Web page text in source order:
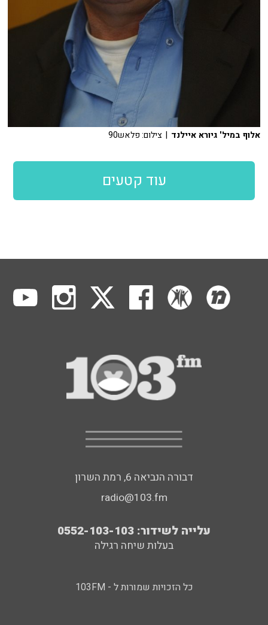
אלוף במיל' גיורא איילנד | צילום: פלאש90
עוד קטעים
דבורה הנביאה 6, רמת השרון
radio@103.fm
עלייה לשידור: 0552-103-103
בעלות שיחה רגילה
כל הזכויות שמורות ל - 103FM